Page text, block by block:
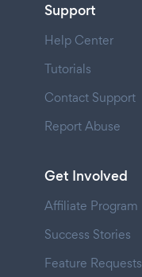
Support
Help Center
Tutorials
Contact Support
Report Abuse
Get Involved
Affiliate Program
Success Stories
Feature Requests